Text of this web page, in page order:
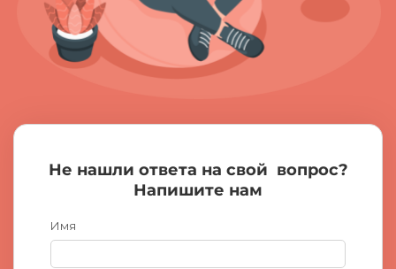
Не нашли ответа на свой вопрос?
Напишите нам
Имя